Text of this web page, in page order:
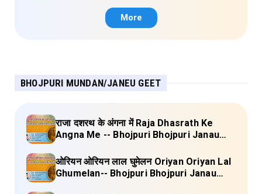
More
BHOJPURI MUNDAN/JANEU GEET
राजा दशरथ के अंगना में Raja Dhasrath Ke
Angna Me -- Bhojpuri Bhojpuri Janau
ओरियन ओरियन लाल घुमेलन Oriyan Oriyan Lal
Ghumelan-- Bhojpuri Bhojpuri Janau